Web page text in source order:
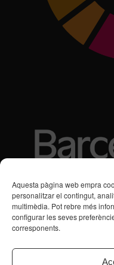
Aquesta pàgina web empra
personalitzar el contingut,
multimèdia. Pot rebre més
configurar les seves
corresponents.
Subvencions des de 2016
Programa de Vacances/
Transtorns de Salut Mental